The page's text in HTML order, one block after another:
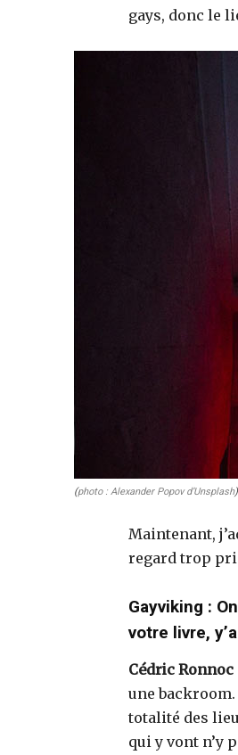
gays, donc le
(photo : Alexander Popovd’Unsplash)
Maintenant,
regard trop
Gayviking :
votre livre,
Cédric Ronnoc
une
totalité des
qui y vont n’y